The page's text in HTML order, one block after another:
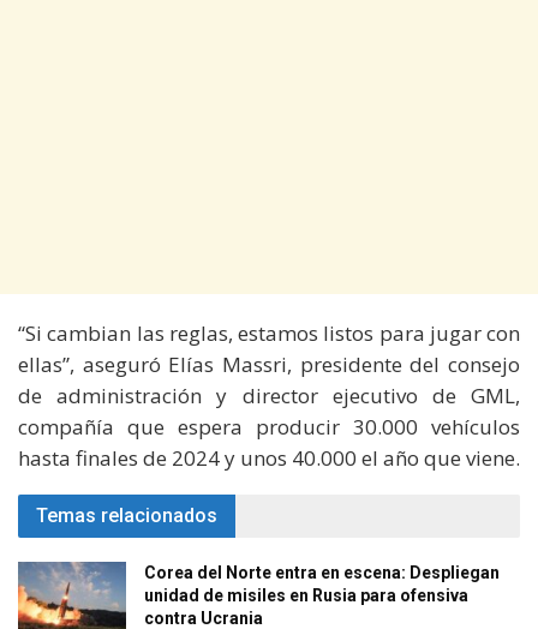
“Si cambian las reglas, estamos listos para jugar con
ellas”, aseguró Elías Massri, presidente del consejo
de administración y director ejecutivo de GML,
compañía que espera producir 30.000 vehículos
hasta finales de 2024 y unos 40.000 el año que viene.
Temas relacionados
Corea del Norte entra en escena: Despliegan
unidad de misiles en Rusia para ofensiva
contra Ucrania